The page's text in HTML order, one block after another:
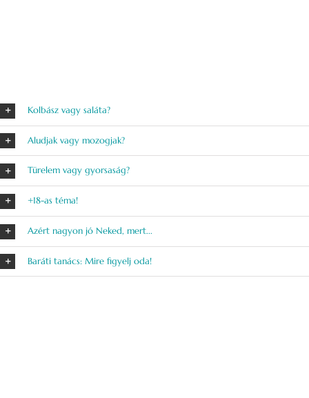
Kolbász vagy saláta?
Aludjak vagy mozogjak?
Türelem vagy gyorsaság?
+18-as téma!
Azért nagyon jó Neked, mert...
Baráti tanács: Mire figyelj oda!